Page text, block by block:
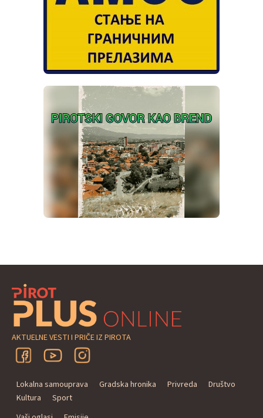
AKTUELNE VESTI I PRIČE IZ PIROTA
Lokalna samouprava Gradska hronika Privreda
Društvo
Kultura
Sport